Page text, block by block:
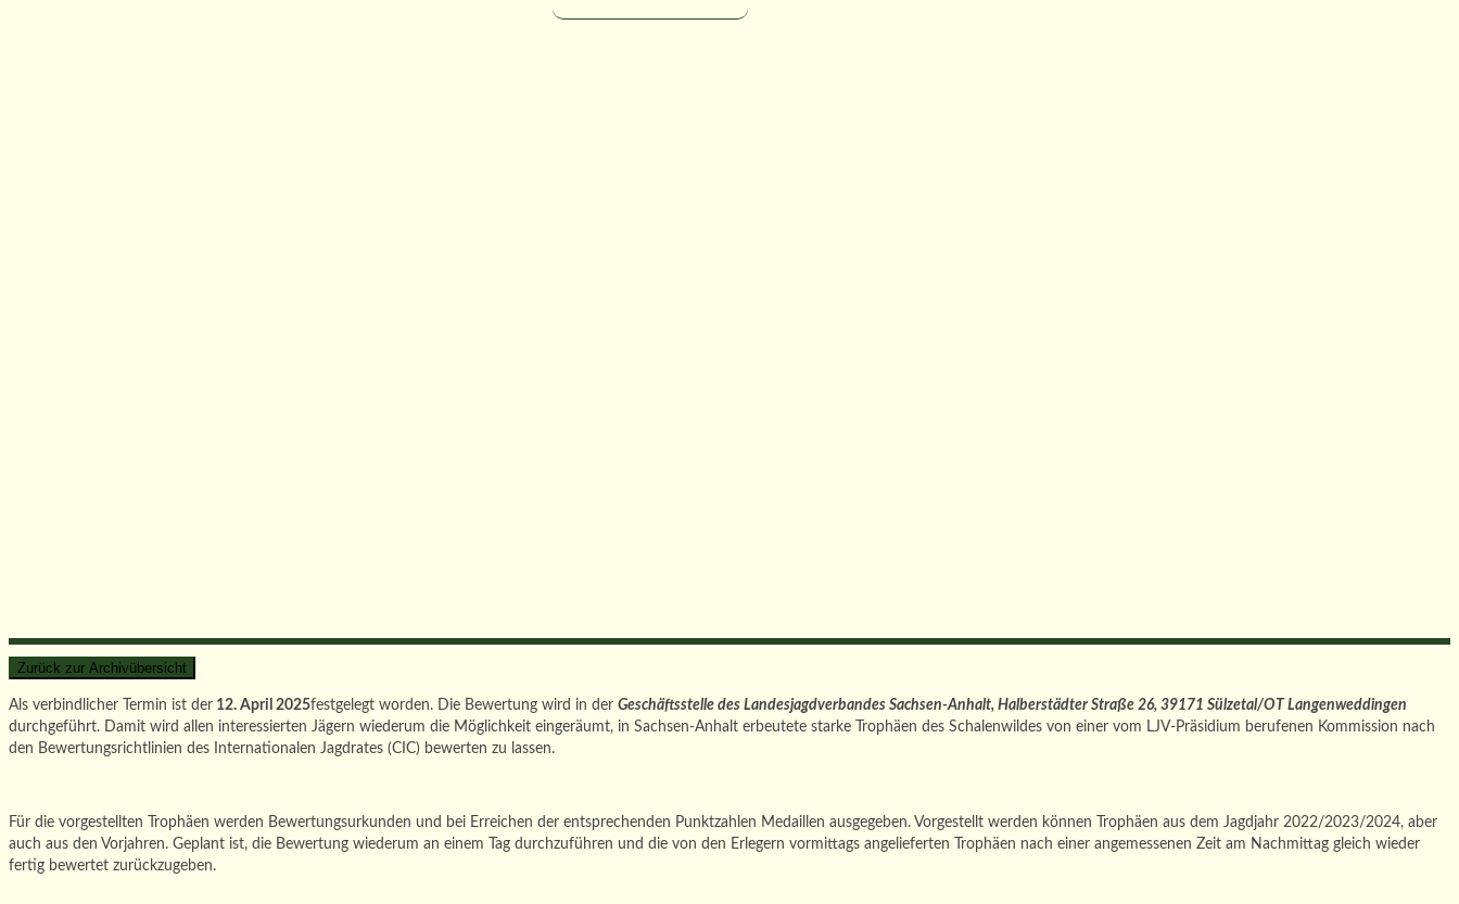
Als verbindlicher Termin ist der 12. April 2025festgelegt worden. Die Bewertung wird in der Geschäftsstelle des Landesjagdverbandes Sachsen-Anhalt, Halberstädter Straße 26, 39171 Sülzetal/OT Langenweddingen
durchgeführt. Damit wird allen interessierten Jägern wiederum die Möglichkeit eingeräumt, in Sachsen-Anhalt erbeutete starke Trophäen des Schalenwildes von einer vom LJV-Präsidium berufenen Kommission nach
den Bewertungsrichtlinien des Internationalen Jagdrates (CIC) bewerten zu lassen.
Für die vorgestellten Trophäen werden Bewertungsurkunden und bei Erreichen der entsprechenden Punktzahlen Medaillen ausgegeben. Vorgestellt werden können Trophäen aus dem Jagdjahr 2022/2023/2024, aber
auch aus den Vorjahren. Geplant ist, die Bewertung wiederum an einem Tag durchzuführen und die von den Erlegern vormittags angelieferten Trophäen nach einer angemessenen Zeit am Nachmittag gleich wieder
fertig bewertet zurückzugeben.